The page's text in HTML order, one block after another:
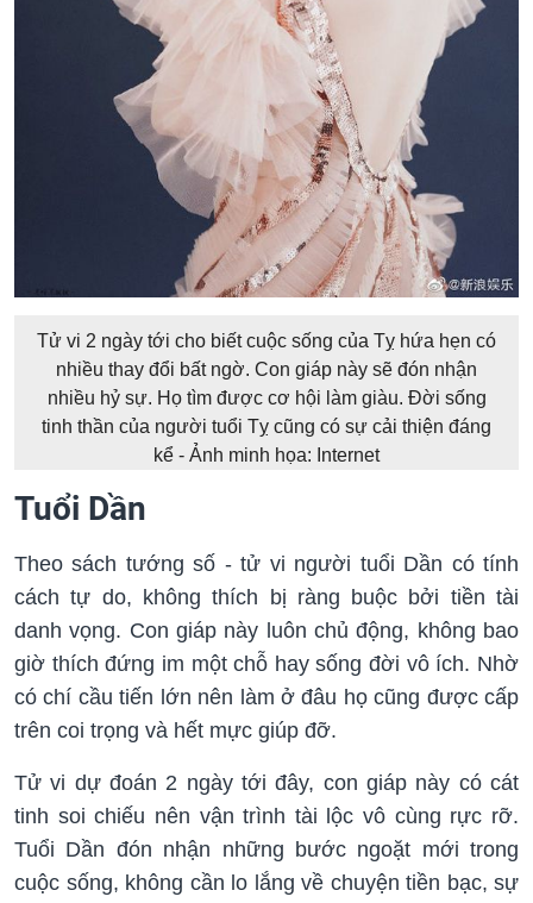
Tử vi 2 ngày tới cho biết cuộc sống của Tỵ hứa hẹn có
nhiều thay đổi bất ngờ. Con giáp này sẽ đón nhận
nhiều hỷ sự. Họ tìm được cơ hội làm giàu. Đời sống
tinh thần của người tuổi Tỵ cũng có sự cải thiện đáng
kể - Ảnh minh họa: Internet
Tuổi Dần
Theo sách tướng số - tử vi người tuổi Dần có tính
cách tự do, không thích bị ràng buộc bởi tiền tài
danh vọng. Con giáp này luôn chủ động, không bao
giờ thích đứng im một chỗ hay sống đời vô ích. Nhờ
có chí cầu tiến lớn nên làm ở đâu họ cũng được cấp
trên coi trọng và hết mực giúp đỡ.
Tử vi dự đoán 2 ngày tới đây, con giáp này có cát
tinh soi chiếu nên vận trình tài lộc vô cùng rực rỡ.
Tuổi Dần đón nhận những bước ngoặt mới trong
cuộc sống, không cần lo lắng về chuyện tiền bạc, sự